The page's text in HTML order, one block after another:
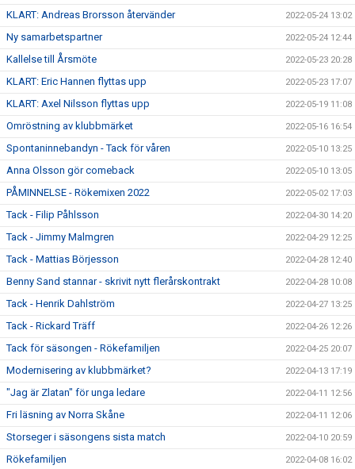
KLART: Andreas Brorsson återvänder 2022-05-24 13:02
Ny samarbetspartner 2022-05-24 12:44
Kallelse till Årsmöte 2022-05-23 20:28
KLART: Eric Hannen flyttas upp 2022-05-23 17:07
KLART: Axel Nilsson flyttas upp 2022-05-19 11:08
Omröstning av klubbmärket 2022-05-16 16:54
Spontaninnebandyn - Tack för våren 2022-05-10 13:25
Anna Olsson gör comeback 2022-05-10 13:05
PÅMINNELSE - Rökemixen 2022 2022-05-02 17:03
Tack - Filip Påhlsson 2022-04-30 14:20
Tack - Jimmy Malmgren 2022-04-29 12:25
Tack - Mattias Börjesson 2022-04-28 12:40
Benny Sand stannar - skrivit nytt flerårskontrakt 2022-04-28 10:08
Tack - Henrik Dahlström 2022-04-27 13:25
Tack - Rickard Träff 2022-04-26 12:26
Tack för säsongen - Rökefamiljen 2022-04-25 20:07
Modernisering av klubbmärket? 2022-04-13 17:19
"Jag är Zlatan" för unga ledare 2022-04-11 12:56
Fri läsning av Norra Skåne 2022-04-11 12:06
Storseger i säsongens sista match 2022-04-10 20:59
Rökefamiljen 2022-04-08 16:02